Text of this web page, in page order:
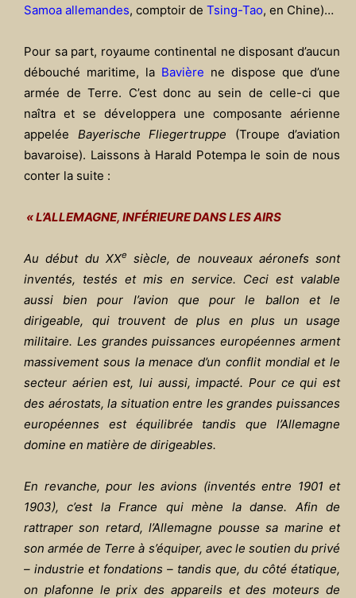
Samoa allemandes, comptoir de Tsing-Tao, en Chine)…
Pour sa part, royaume continental ne disposant d’aucun
débouché maritime, la Bavière ne dispose que d’une
armée de Terre. C’est donc au sein de celle-ci que
naîtra et se développera une composante aérienne
appelée Bayerische Fliegertruppe (Troupe d’aviation
bavaroise). Laissons à Harald Potempa le soin de nous
conter la suite :
« L’ALLEMAGNE, INFÉRIEURE DANS LES AIRS
Au début du XXe
siècle, de nouveaux aéronefs sont
inventés, testés et mis en service. Ceci est valable
aussi bien pour l’avion que pour le ballon et le
dirigeable, qui trouvent de plus en plus un usage
militaire. Les grandes puissances européennes arment
massivement sous la menace d’un conflit mondial et le
secteur aérien est, lui aussi, impacté. Pour ce qui est
des aérostats, la situation entre les grandes puissances
européennes est équilibrée tandis que l’Allemagne
domine en matière de dirigeables.
En revanche, pour les avions (inventés entre 1901 et
1903), c’est la France qui mène la danse. Afin de
rattraper son retard, l’Allemagne pousse sa marine et
son armée de Terre à s’équiper, avec le soutien du privé
– industrie et fondations – tandis que, du côté étatique,
on plafonne le prix des appareils et des moteurs de